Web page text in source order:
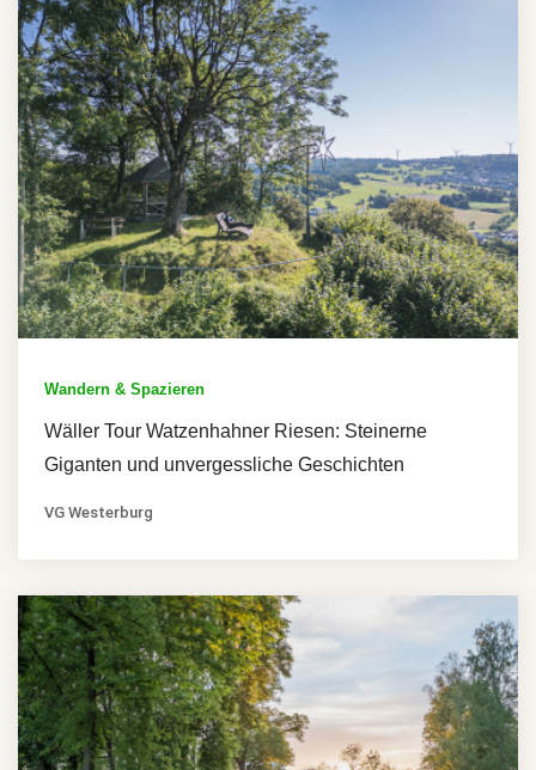
Wandern & Spazieren
Wäller Tour Watzenhahner Riesen: Steinerne
Giganten und unvergessliche Geschichten
VG Westerburg